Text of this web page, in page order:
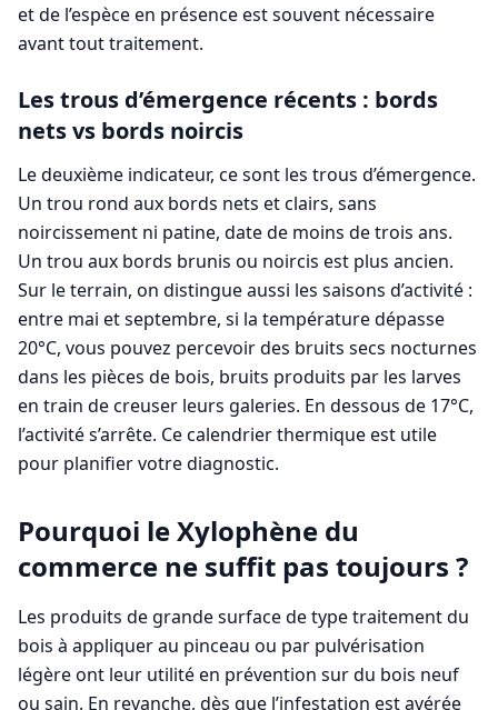
et de l’espèce en présence est souvent nécessaire
avant tout traitement.
Les trous d’émergence récents : bords
nets vs bords noircis
Le deuxième indicateur, ce sont les trous d’émergence.
Un trou rond aux bords nets et clairs, sans
noircissement ni patine, date de moins de trois ans.
Un trou aux bords brunis ou noircis est plus ancien.
Sur le terrain, on distingue aussi les saisons d’activité :
entre mai et septembre, si la température dépasse
20°C, vous pouvez percevoir des bruits secs nocturnes
dans les pièces de bois, bruits produits par les larves
en train de creuser leurs galeries. En dessous de 17°C,
l’activité s’arrête. Ce calendrier thermique est utile
pour planifier votre diagnostic.
Pourquoi le Xylophène du
commerce ne suffit pas toujours ?
Les produits de grande surface de type traitement du
bois à appliquer au pinceau ou par pulvérisation
légère ont leur utilité en prévention sur du bois neuf
ou sain. En revanche, dès que l’infestation est avérée